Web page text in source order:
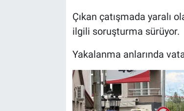
Çıkan çatışmada yaralı
ilgili soruşturma sürüyor.
Yakalanma anlarında